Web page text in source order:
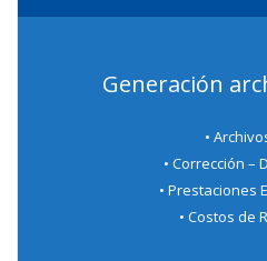
Generación
•
• Corrección –
• Prestaciones
• Costos de